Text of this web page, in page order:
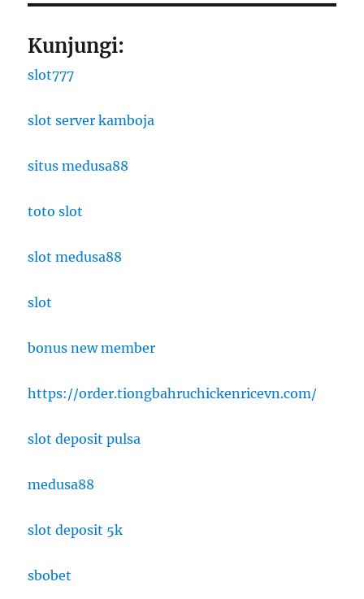
Kunjungi:
slot777
slot server kamboja
situs medusa88
toto slot
slot medusa88
slot
bonus new member
https://order.tiongbahruchickenricevn.com/
slot deposit pulsa
medusa88
slot deposit 5k
sbobet